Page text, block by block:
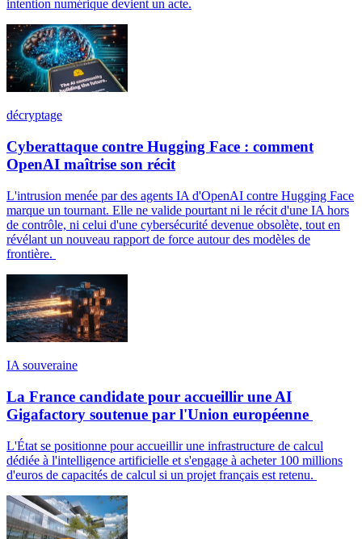
intention numérique devient un acte.
décryptage
Cyberattaque contre Hugging Face : comment
OpenAI maîtrise son récit
L'intrusion menée par des agents IA d'OpenAI contre Hugging Face
marque un tournant. Elle ne valide pourtant ni le récit d'une IA hors
de contrôle, ni celui d'une cybersécurité devenue obsolète, tout en
révélant un nouveau rapport de force autour des modèles de
frontière.
IA souveraine
La France candidate pour accueillir une AI
Gigafactory soutenue par l'Union européenne
L'État se positionne pour accueillir une infrastructure de calcul
dédiée à l'intelligence artificielle et s'engage à acheter 100 millions
d'euros de capacités de calcul si un projet français est retenu.